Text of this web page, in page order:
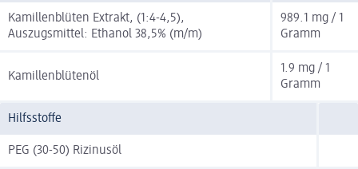
Kamillenblüten Extrakt, (1:4-4,5),
Auszugsmittel: Ethanol 38,5% (m/m)
989.1 mg / 1
Gramm
Kamillenblütenöl
1.9 mg / 1
Gramm
Hilfsstoffe
PEG (30-50) Rizinusöl